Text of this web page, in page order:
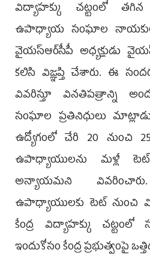
విద్యాహక్కు చట్టంలో
ఉపాధ్యాయ సంఘాల
వైయ‌స్ఆర్‌సీపీ అధ్యక్షుడు
కలిసి విజ్ఞప్తి చేశారు. ఈ
వివరిస్తూ వినతిపత్రాన్ని
సంఘాల ప్రతినిధులు
ఉద్యోగంలో చేరి 20 నుంచి 25
ఉపాధ్యాయులను మళ్లీ
అన్యాయమని
ఉపాధ్యాయులకు టెట్ నుంచి
కేంద్ర విద్యాహక్కు
ఇందుకోసం కేంద్ర ప్రభుత్వంపై